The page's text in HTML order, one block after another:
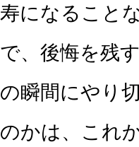
になること
、後悔を残
瞬間にやり
かは、これ